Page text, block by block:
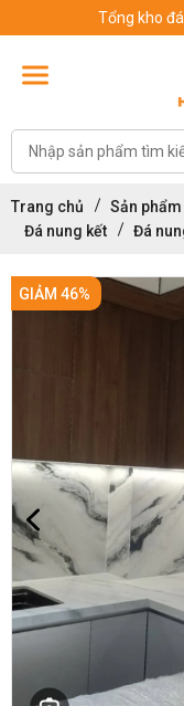
Tổng kho
Trang chủ Sản phẩm
Đá nung kết
Đá
GIẢM 46%